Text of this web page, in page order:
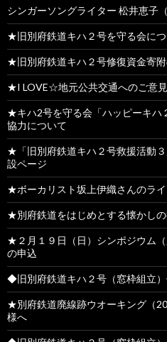
シンガーソングライター 松井恵子
★旧別府鉄道キハ２号を守る会に
★旧別府鉄道キハ２号修復資金寄
★I LOVE☆地元公共交通へのご意見
★キハ2号を守る会「ハッピーキハ
協力について
★「旧別府鉄道キハ２号救援活動
設ページ
★ボーカリスト坂上伊織さんのラ
★別府鉄道をはじめとする懐かし
★２月１９日（日）シンポジウム
の申込
◆旧別府鉄道キハ２号（窓枠組立
★別府鉄道廃線跡ウオーキング（
様へ